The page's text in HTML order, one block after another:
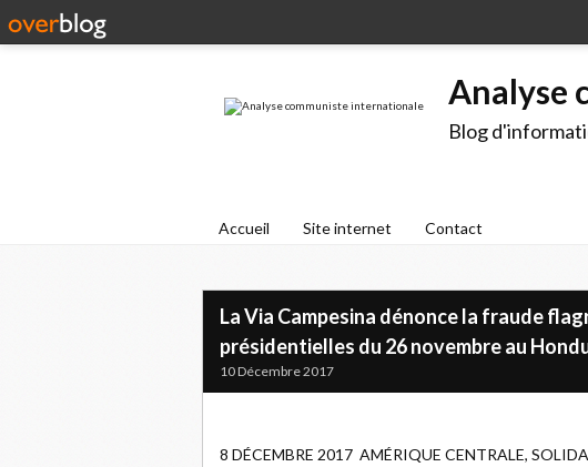
Analyse
Blog
Accueil Site internet Contact
La Via Campesina dénonce la fraude
présidentielles du 26 novembre au
10 Décembre 2017
8 DÉCEMBRE 2017 AMÉRIQUE CENTRALE,